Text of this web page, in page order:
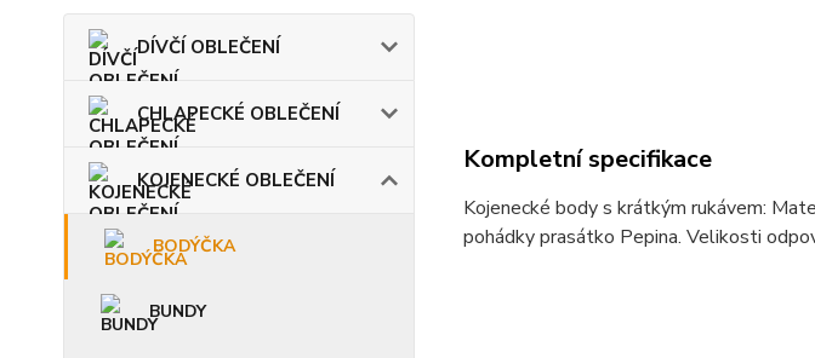
DÍVČÍ OBLEČENÍ
CHLAPECKÉ OBLEČENÍ
KOJENECKÉ OBLEČENÍ
BODÝČKA
BUNDY
Kompletní specifikace
Kojenecké body s krátkým rukávem:
pohádky prasátko Pepina. Velikosti